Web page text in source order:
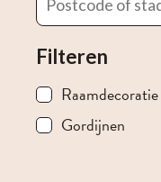
Filteren
Raamdecoratie
Gordijnen